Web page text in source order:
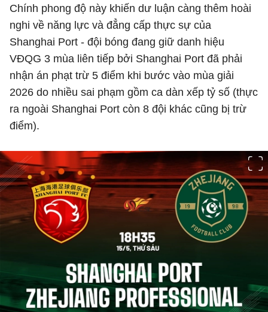
Chính phong độ này khiến dư luận càng thêm hoài
nghi về năng lực và đẳng cấp thực sự của
Shanghai Port - đội bóng đang giữ danh hiệu
VĐQG 3 mùa liên tiếp bởi Shanghai Port đã phải
nhận án phạt trừ 5 điểm khi bước vào mùa giải
2026 do nhiều sai phạm gồm ca dàn xếp tỷ số (thực
ra ngoài Shanghai Port còn 8 đội khác cũng bị trừ
điểm).